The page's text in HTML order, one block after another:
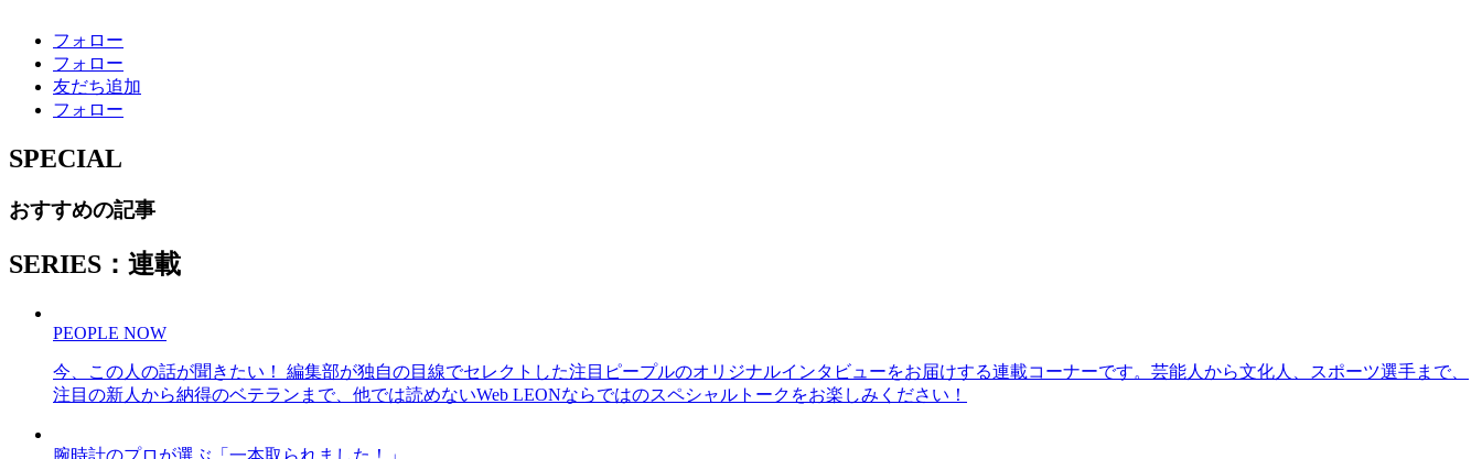
フォロー
フォロー
友だち追加
フォロー
SPECIAL
おすすめの記事
SERIES：連載
PEOPLE NOW
今、この人の話が聞きたい！ 編集部が独自の目線でセレクトした注目ピープルのオリジナルインタビューをお届けする連載コーナーです。芸能人から文化人、スポーツ選手まで、
注目の新人から納得のベテランまで、他では読めないWeb LEONならではのスペシャルトークをお楽しみください！
腕時計のプロが選ぶ「一本取られました！」